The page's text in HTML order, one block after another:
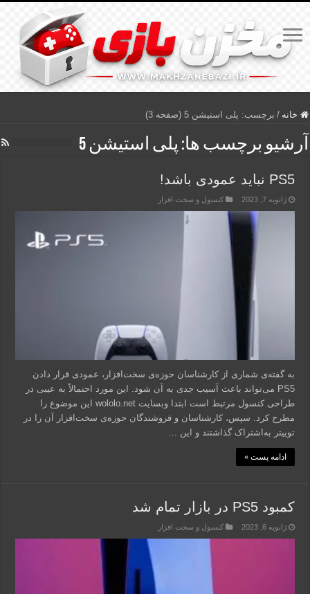
خانه / برچسب: پلی استیشن 5 (صفحه 3)
آرشیو برچسب ها:پلی استیشن 5
PS5 نباید عمودی باشد!
ژانویه 7, 2023 کنسول و سخت افزار
به گفته‌ی شماری از کارشناسان حوزه‌ی سخت‌افزار، عمودی قرار دادن
PS5 می‌تواند باعث آسیب جدی به آن شود. این مورد احتمالاً به عیبی در
طراحی کنسول مرتبط است ابتدا وبسایت wololo.net این موضوع را
مطرح کرد. سپس، کارشناسان و فروشندگان حوزه‌ی سخت‌افزار آن را در
توییتر به‌اشتراک گذاشتند و این …
ادامه پست »
کمبود PS5 در بازار تمام شد
ژانویه 6, 2023 کنسول و سخت افزار